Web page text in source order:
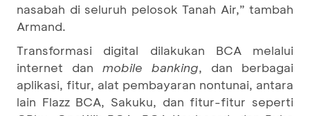
nasabah di seluruh pelosok Tanah Air,” tambah
Armand.
Transformasi digital dilakukan BCA melalui
internet dan mobile banking, dan berbagai
aplikasi, fitur, alat pembayaran nontunai, antara
lain Flazz BCA, Sakuku, dan fitur-fitur seperti